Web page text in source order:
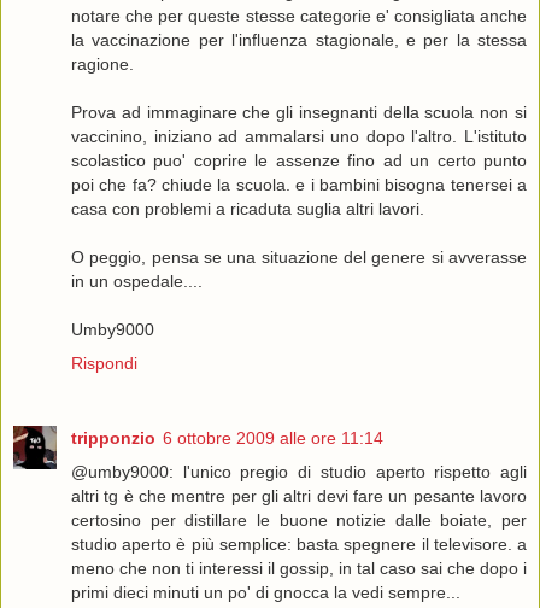
notare che per queste stesse categorie e' consigliata anche
la vaccinazione per l'influenza stagionale, e per la stessa
ragione.
Prova ad immaginare che gli insegnanti della scuola non si
vaccinino, iniziano ad ammalarsi uno dopo l'altro. L'istituto
scolastico puo' coprire le assenze fino ad un certo punto
poi che fa? chiude la scuola. e i bambini bisogna tenersei a
casa con problemi a ricaduta suglia altri lavori.
O peggio, pensa se una situazione del genere si avverasse
in un ospedale....
Umby9000
Rispondi
tripponzio 6 ottobre 2009 alle ore 11:14
@umby9000: l'unico pregio di studio aperto rispetto agli
altri tg è che mentre per gli altri devi fare un pesante lavoro
certosino per distillare le buone notizie dalle boiate, per
studio aperto è più semplice: basta spegnere il televisore. a
meno che non ti interessi il gossip, in tal caso sai che dopo i
primi dieci minuti un po' di gnocca la vedi sempre...